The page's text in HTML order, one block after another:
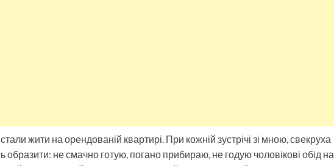
жити на орендованій квартирі. При кожній зустрічі зі мною, свекруха
не смачно готую, погано прибираю, не годую чоловікові обід на